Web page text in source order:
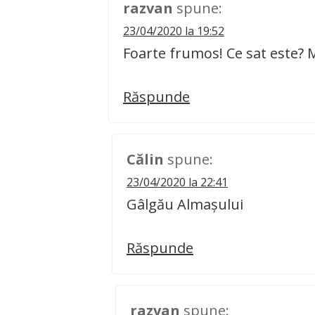
razvan spune:
23/04/2020 la 19:52
Foarte frumos! Ce sat este?
Răspunde
Călin spune:
23/04/2020 la 22:41
Gâlgău Almașului
Răspunde
razvan spune: